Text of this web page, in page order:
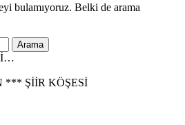
bulamıyoruz. Belki de arama
*** ŞİİR KÖŞESİ